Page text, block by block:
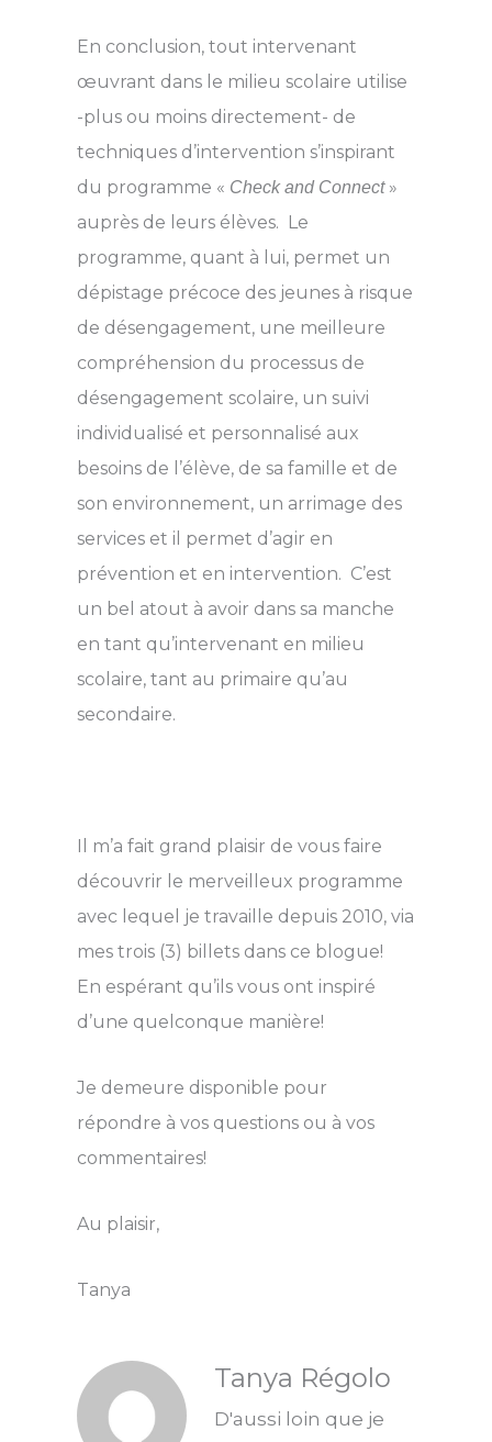
En conclusion, tout intervenant
œuvrant dans le milieu scolaire utilise
-plus ou moins directement- de
techniques d’intervention s’inspirant
du programme « Check and Connect»
auprès de leurs élèves. Le
programme, quant à lui, permet un
dépistage précoce des jeunes à risque
de désengagement, une meilleure
compréhension du processus de
désengagement scolaire, un suivi
individualisé et personnalisé aux
besoins de l’élève, de sa famille et de
son environnement, un arrimage des
services et il permet d’agir en
prévention et en intervention. C’est
un bel atout à avoir dans sa manche
en tant qu’intervenant en milieu
scolaire, tant au primaire qu’au
secondaire.
Il m’a fait grand plaisir de vous faire
découvrir le merveilleux programme
avec lequel je travaille depuis 2010, via
mes trois (3) billets dans ce blogue!
En espérant qu’ils vous ont inspiré
d’une quelconque manière!
Je demeure disponible pour
répondre à vos questions ou à vos
commentaires!
Au plaisir,
Tanya
Tanya Régolo
D'aussi loin que je